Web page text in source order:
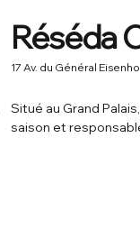
Réséda
17 Av. du Général
Situé au Grand
saison et